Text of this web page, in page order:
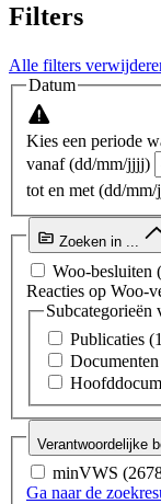
Filters
Alle filters
Datum
Kies een periode
vanaf (dd/mm/jjjj)
tot en met (dd/
Zoeken in ...
Woo-besluiten
Reacties op Woo-
Publicaties
Documenten
Verantwoordelijke
minVWS
Ga naar de